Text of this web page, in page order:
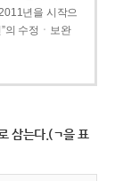
년을 시작으
의 수정ㆍ보완
삼는다.(ㄱ을 표